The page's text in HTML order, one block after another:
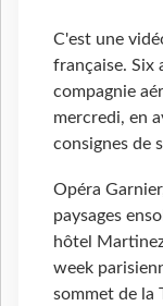
C'est une
française. Six
compagnie
mercredi, en
consignes de
Opéra
paysages
hôtel
week
sommet de la